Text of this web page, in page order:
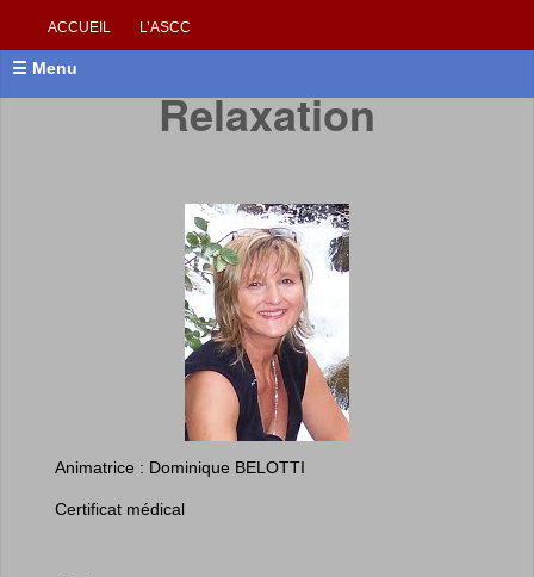
ACCUEIL L’ASCC
☰ Menu
Relaxation
Animatrice : Dominique BELOTTI
Certificat médical